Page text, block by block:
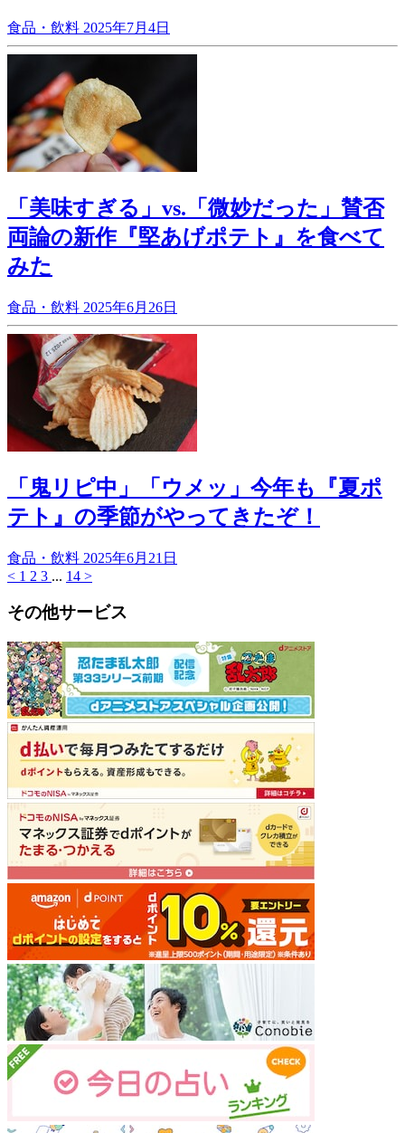
食品・飲料 2025年7月4日
「美味すぎる」vs.「微妙だった」賛否
両論の新作『堅あげポテト』を食べて
みた
食品・飲料 2025年6月26日
「鬼リピ中」「ウメッ」今年も『夏ポ
テト』の季節がやってきたぞ！
食品・飲料 2025年6月21日
< 1 2 3 ... 14 >
その他サービス